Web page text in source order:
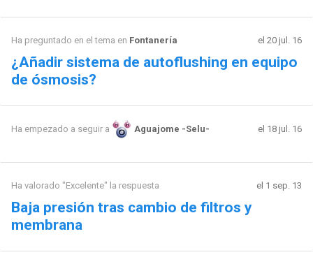
Ha preguntado en el tema en Fontanería el 20 jul. 16
¿Añadir sistema de autoflushing en equipo
de ósmosis?
Ha empezado a seguir a Aguajome -Selu- el 18 jul. 16
Ha valorado "Excelente" la respuesta el 1 sep. 13
Baja presión tras cambio de filtros y
membrana